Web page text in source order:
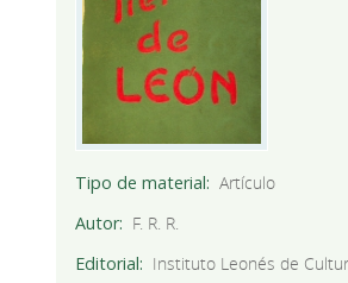
Tipo de material
Artículo
Autor
F. R. R.
Editorial
Instituto Leonés de